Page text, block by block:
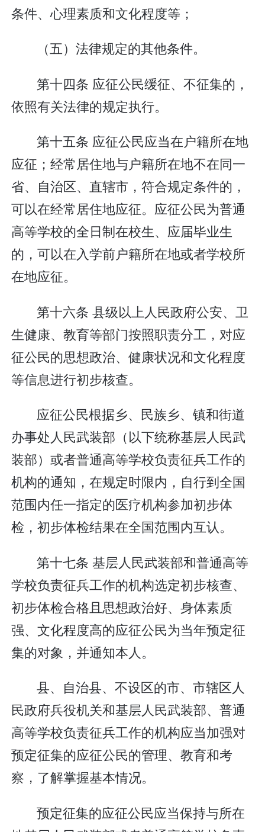
条件、心理素质和文化程度等；
（五）法律规定的其他条件。
第十四条 应征公民缓征、不征集的，
依照有关法律的规定执行。
第十五条 应征公民应当在户籍所在地
应征；经常居住地与户籍所在地不在同一
省、自治区、直辖市，符合规定条件的，
可以在经常居住地应征。应征公民为普通
高等学校的全日制在校生、应届毕业生
的，可以在入学前户籍所在地或者学校所
在地应征。
第十六条 县级以上人民政府公安、卫
生健康、教育等部门按照职责分工，对应
征公民的思想政治、健康状况和文化程度
等信息进行初步核查。
应征公民根据乡、民族乡、镇和街道
办事处人民武装部（以下统称基层人民武
装部）或者普通高等学校负责征兵工作的
机构的通知，在规定时限内，自行到全国
范围内任一指定的医疗机构参加初步体
检，初步体检结果在全国范围内互认。
第十七条 基层人民武装部和普通高等
学校负责征兵工作的机构选定初步核查、
初步体检合格且思想政治好、身体素质
强、文化程度高的应征公民为当年预定征
集的对象，并通知本人。
县、自治县、不设区的市、市辖区人
民政府兵役机关和基层人民武装部、普通
高等学校负责征兵工作的机构应当加强对
预定征集的应征公民的管理、教育和考
察，了解掌握基本情况。
预定征集的应征公民应当保持与所在